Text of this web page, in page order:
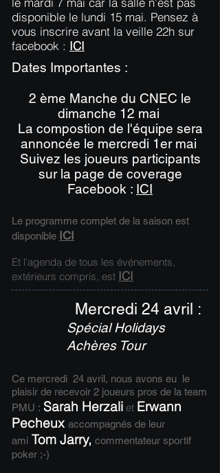
disponible le lundi 15 mai. Pensez à
vous inscrire avant la veille 22h sur
facebook : ICI
Dates Importantes :
2 ème Manche du CNEC le
dimanche 12 mai
La compostion de l'équipe sera
annoncée le mercredi 1er mai
Suivez les joueurs participants
sur la page de coverage
Facebook : ICI
Le programme complet de la saison est
disponible ICI
Et l'agenda de tous les événements,
extérieurs compris, est ICI
Mercredi 24 avril :
Spécial Holidays
Achères Tour
Ce mercredi 24 avril, nous avons eu le
plaisir de recevoir 2 joueurs pros de la team
PMU : Sarah Herzali et Erwann
Pecheux accompagnés de leur
ami Tom Jarry, commentateur sportif
poker ;-)